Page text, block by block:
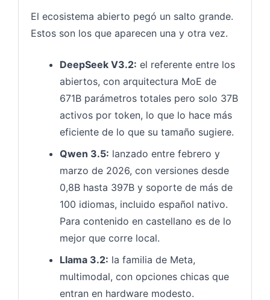
El ecosistema abierto pegó un salto grande.
Estos son los que aparecen una y otra vez.
DeepSeek V3.2: el referente entre los
abiertos, con arquitectura MoE de
671B parámetros totales pero solo 37B
activos por token, lo que lo hace más
eficiente de lo que su tamaño sugiere.
Qwen 3.5: lanzado entre febrero y
marzo de 2026, con versiones desde
0,8B hasta 397B y soporte de más de
100 idiomas, incluido español nativo.
Para contenido en castellano es de lo
mejor que corre local.
Llama 3.2: la familia de Meta,
multimodal, con opciones chicas que
entran en hardware modesto.